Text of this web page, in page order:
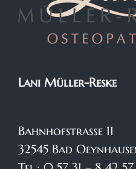
Lani Müller-Reske
Bahnhofstraße 11
32545 Bad